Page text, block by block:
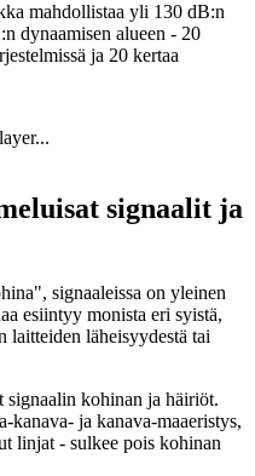
mahdollistaa yli 130 dB:n
dynaamisen alueen - 20
ja 20 kertaa
signaalit ja
signaaleissa on yleinen
esiintyy monista eri syistä,
laitteiden läheisyydestä tai
signaalin kohinan ja häiriöt.
kanava- ja kanava-maaeristys,
linjat - sulkee pois kohinan